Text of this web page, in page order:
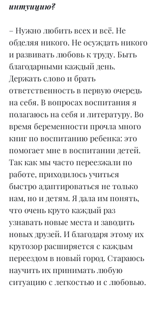
интуицию?
– Нужно любить всех и всё. Не
обделяя никого. Не осуждать никого
и развивать любовь к труду. Быть
благодарными каждый день.
Держать слово и брать
ответственность в первую очередь
на себя. В вопросах воспитания я
полагаюсь на себя и литературу. Во
время беременности прочла много
книг по воспитанию ребенка: это
помогает мне в воспитании детей.
Так как мы часто переезжали по
работе, приходилось учиться
быстро адаптироваться не только
нам, но и детям. Я дала им понять,
что очень круто каждый раз
узнавать новые места и заводить
новых друзей. И благодаря этому их
кругозор расширяется с каждым
переездом в новый город. Стараюсь
научить их принимать любую
ситуацию с легкостью и с любовью.